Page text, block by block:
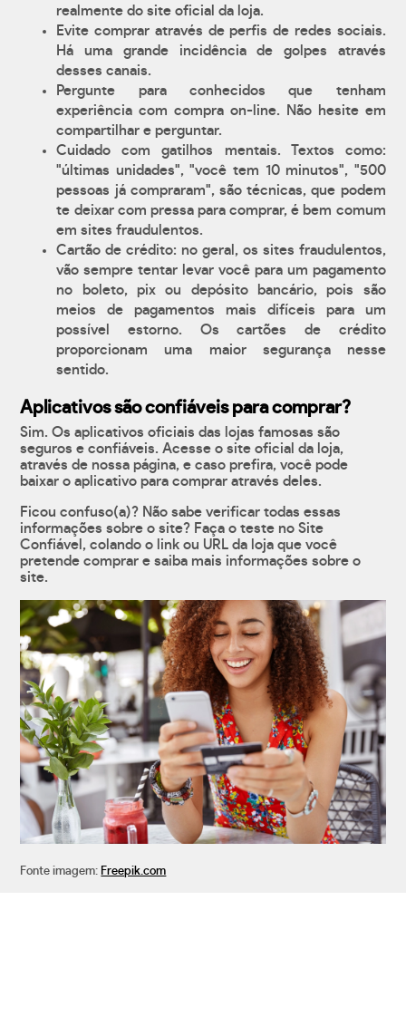
realmente do site oficial da loja.
Evite comprar através de perfis de redes sociais.
Há uma grande incidência de golpes através
desses canais.
Pergunte para conhecidos que tenham
experiência com compra on-line. Não hesite em
compartilhar e perguntar.
Cuidado com gatilhos mentais. Textos como:
"últimas unidades", "você tem 10 minutos", "500
pessoas já compraram", são técnicas, que podem
te deixar com pressa para comprar, é bem comum
em sites fraudulentos.
Cartão de crédito: no geral, os sites fraudulentos,
vão sempre tentar levar você para um pagamento
no boleto, pix ou depósito bancário, pois são
meios de pagamentos mais difíceis para um
possível estorno. Os cartões de crédito
proporcionam uma maior segurança nesse
sentido.
Aplicativos são confiáveis para comprar?
Sim. Os aplicativos oficiais das lojas famosas são
seguros e confiáveis. Acesse o site oficial da loja,
através de nossa página, e caso prefira, você pode
baixar o aplicativo para comprar através deles.
Ficou confuso(a)? Não sabe verificar todas essas
informações sobre o site? Faça o teste no Site
Confiável, colando o link ou URL da loja que você
pretende comprar e saiba mais informações sobre o
site.
Fonte imagem: Freepik.com